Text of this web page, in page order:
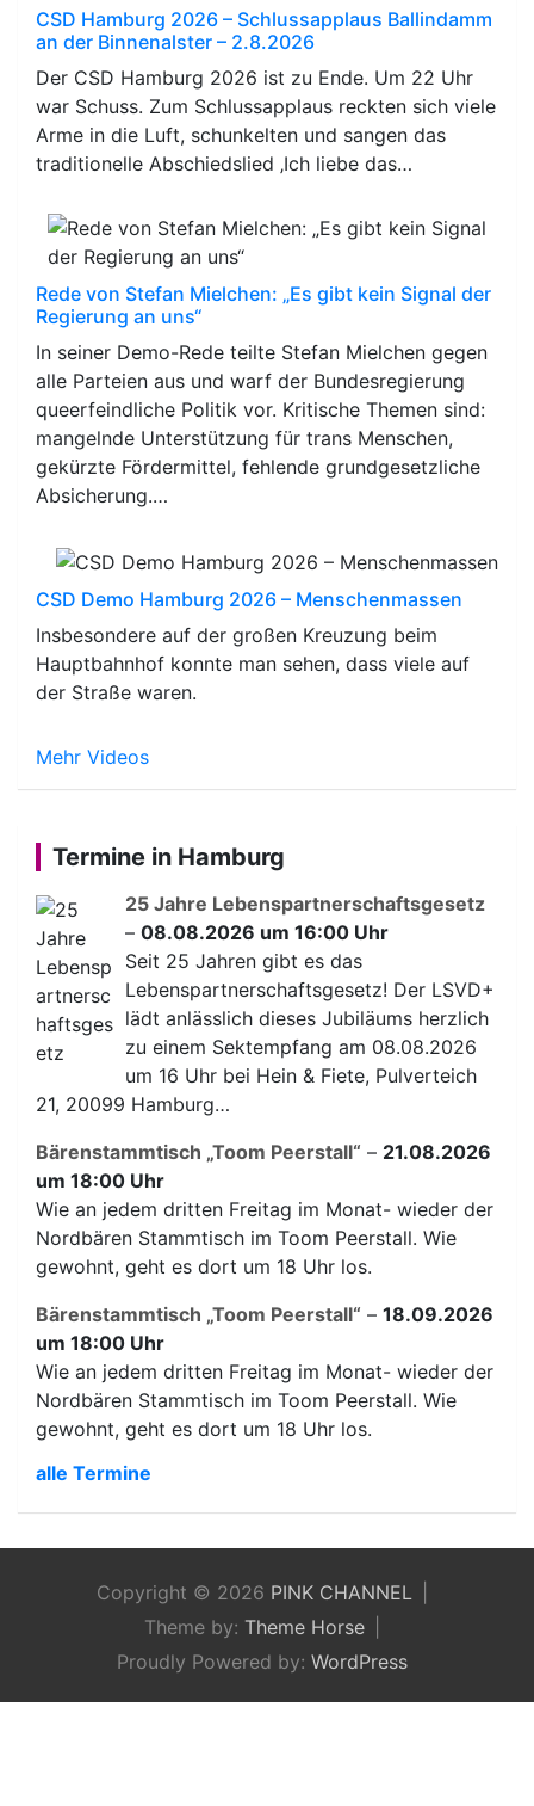
CSD Hamburg 2026 – Schlussapplaus Ballindamm
an der Binnenalster – 2.8.2026
Der CSD Hamburg 2026 ist zu Ende. Um 22 Uhr
war Schuss. Zum Schlussapplaus reckten sich viele
Arme in die Luft, schunkelten und sangen das
traditionelle Abschiedslied ‚Ich liebe das…
Rede von Stefan Mielchen: „Es gibt kein Signal der
Regierung an uns“
In seiner Demo-Rede teilte Stefan Mielchen gegen
alle Parteien aus und warf der Bundesregierung
queerfeindliche Politik vor. Kritische Themen sind:
mangelnde Unterstützung für trans Menschen,
gekürzte Fördermittel, fehlende grundgesetzliche
Absicherung.…
CSD Demo Hamburg 2026 – Menschenmassen
Insbesondere auf der großen Kreuzung beim
Hauptbahnhof konnte man sehen, dass viele auf
der Straße waren.
Mehr Videos
Termine in Hamburg
25 Jahre Lebenspartnerschaftsgesetz
– 08.08.2026 um 16:00 Uhr
Seit 25 Jahren gibt es das
Lebenspartnerschaftsgesetz! Der LSVD+
lädt anlässlich dieses Jubiläums herzlich
zu einem Sektempfang am 08.08.2026
um 16 Uhr bei Hein & Fiete, Pulverteich
21, 20099 Hamburg…
Bärenstammtisch „Toom Peerstall“ – 21.08.2026
um 18:00 Uhr
Wie an jedem dritten Freitag im Monat- wieder der
Nordbären Stammtisch im Toom Peerstall. Wie
gewohnt, geht es dort um 18 Uhr los.
Bärenstammtisch „Toom Peerstall“ – 18.09.2026
um 18:00 Uhr
Wie an jedem dritten Freitag im Monat- wieder der
Nordbären Stammtisch im Toom Peerstall. Wie
gewohnt, geht es dort um 18 Uhr los.
alle Termine
Copyright © 2026 PINK CHANNEL
Theme by: Theme Horse
Proudly Powered by: WordPress